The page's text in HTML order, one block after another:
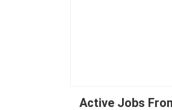
Active Jobs